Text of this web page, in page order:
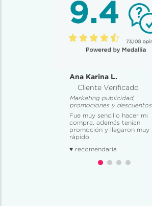
Ana Karina L.
Cliente Verificado
Marketing publicidad,
promociones y descuentos
Fue muy sencillo hacer mi
compra, además tenían
promoción y llegaron muy
rápido
♥ recomendaría